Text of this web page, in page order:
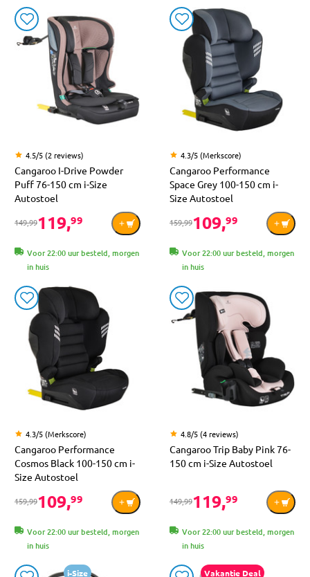
4.5/5 (2 reviews)
Cangaroo I-Drive Powder
Puff 76-150 cm i-Size
Autostoel
149,99119,99
Voor 22:00 uur besteld, morgen
in huis
4.3/5 (Merkscore)
Cangaroo Performance
Space Grey 100-150 cm i-
Size Autostoel
159,99109,99
Voor 22:00 uur besteld, morgen
in huis
4.3/5 (Merkscore)
Cangaroo Performance
Cosmos Black 100-150 cm i-
Size Autostoel
159,99109,99
Voor 22:00 uur besteld, morgen
in huis
4.8/5 (4 reviews)
Cangaroo Trip Baby Pink 76-
150 cm i-Size Autostoel
149,99119,99
Voor 22:00 uur besteld, morgen
in huis
i-Size Vakantie Deal